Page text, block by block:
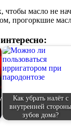
чтобы масло не
прогоркшие
Как убрать налёт с
внутренней стороны
зубов дома?